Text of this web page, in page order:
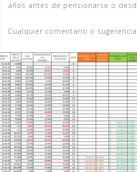
años antes de pensionarse o
Cualquier comentario o